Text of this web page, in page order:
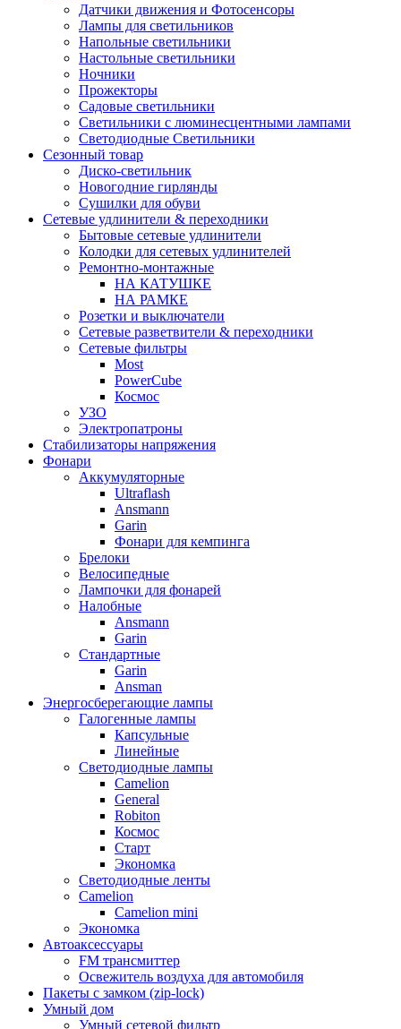
Датчики движения и Фотосенсоры
Лампы для светильников
Напольные светильники
Настольные светильники
Ночники
Прожекторы
Садовые светильники
Светильники с люминесцентными лампами
Светодиодные Светильники
Сезонный товар
Диско-светильник
Новогодние гирлянды
Сушилки для обуви
Сетевые удлинители & переходники
Бытовые сетевые удлинители
Колодки для сетевых удлинителей
Ремонтно-монтажные
НА КАТУШКЕ
НА РАМКЕ
Розетки и выключатели
Сетевые разветвители & переходники
Сетевые фильтры
Most
PowerCube
Космос
УЗО
Электропатроны
Стабилизаторы напряжения
Фонари
Аккумуляторные
Ultraflash
Ansmann
Garin
Фонари для кемпинга
Брелоки
Велосипедные
Лампочки для фонарей
Налобные
Ansmann
Garin
Стандартные
Garin
Ansman
Энергосберегающие лампы
Галогенные лампы
Капсульные
Линейные
Светодиодные лампы
Camelion
General
Robiton
Космос
Старт
Экономка
Светодиодные ленты
Camelion
Camelion mini
Экономка
Автоаксессуары
FM трансмиттер
Освежитель воздуха для автомобиля
Пакеты с замком (zip-lock)
Умный дом
Умный сетевой фильтр